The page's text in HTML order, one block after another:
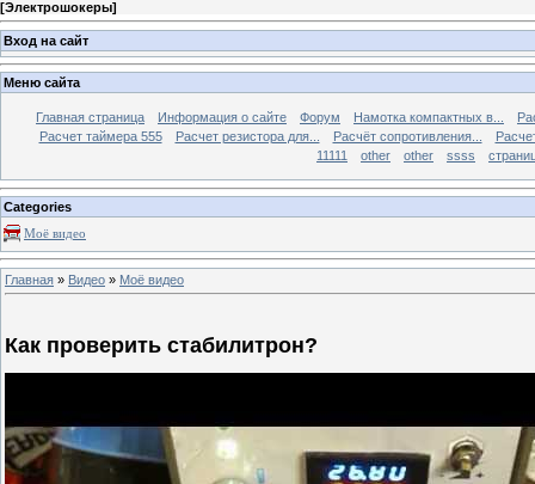
[Электрошокеры]
Вход на сайт
Меню сайта
Главная страница Информация о сайте Форум Намотка компактных в...
Расчет таймера 555
Расчет резистора для... Расчёт сопротивления...
11111
other other ssss
Categories
Моё видео
Главная » Видео » Моё видео
Как проверить стабилитрон?